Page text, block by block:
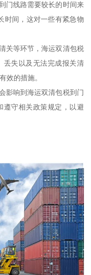
门线路需要较长的时间来
时间，这对一些有紧急物
关等环节，海运双清包税
丢失以及无法完成报关清
效的措施。
影响到海运双清包税到门
遵守相关政策规定，以避